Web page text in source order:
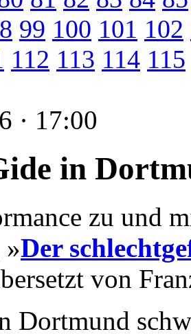
99 100 101 102
112 113 114 115
· 17:00
in
zu und
»Der
von
Dortmund